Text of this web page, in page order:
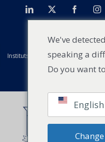
LinkedIn Facebook
Instituts mondiaux Strathmore
We've
speaking a
Do you want
States)